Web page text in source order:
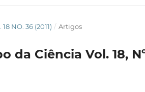
18 NO. 36 (2011) / Artigos
da Ciência Vol. 18,